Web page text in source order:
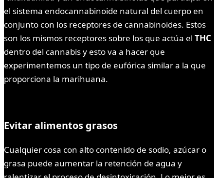
el sistema endocannabinoide natural del cuerpo en
conjunto con los receptores de cannabinoides. Estos
son los mismos receptores sobre los que actúa el THC
dentro del cannabis y esto va a hacer que
experimentemos un tipo de eufórica similar a la que
proporciona la marihuana.
Evitar alimentos grasos
Cualquier cosa con alto contenido de sodio, azúcar o
grasa puede aumentar la retención de agua y